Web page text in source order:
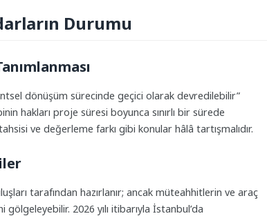
Durumu
dönüşüm sürecinde geçici olarak devredilebilir”
hakları proje süresi boyunca sınırlı bir sürede
ve değerleme farkı gibi konular hâlâ tartışmalıdır.
tarafından hazırlanır; ancak müteahhitlerin ve araç
2026 yılı itibarıyla İstanbul’da